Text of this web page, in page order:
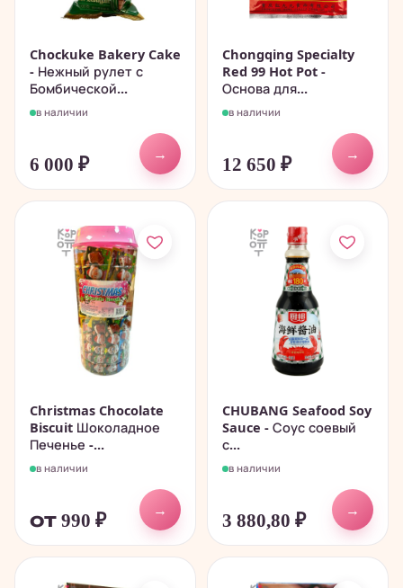
Chockuke Bakery Cake
- Нежный рулет с
Бомбической...
в наличии
6 000 ₽
→
Chongqing Specialty
Red 99 Hot Pot -
Основа для...
в наличии
12 650 ₽
→
Christmas Chocolate
Biscuit Шоколадное
Печенье -...
в наличии
от 990 ₽
→
CHUBANG Seafood Soy
Sauce - Соус соевый
с...
в наличии
3 880,80 ₽
→